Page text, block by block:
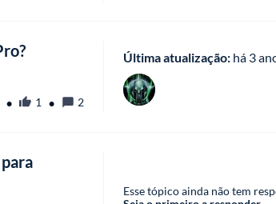
• 1 • 2
Última atualização: há 3
Esse tópico ainda não tem